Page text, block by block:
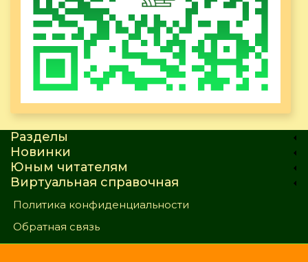
Разделы
Новинки
Юным читателям
Виртуальная справочная
Политика конфиденциальности
Обратная связь